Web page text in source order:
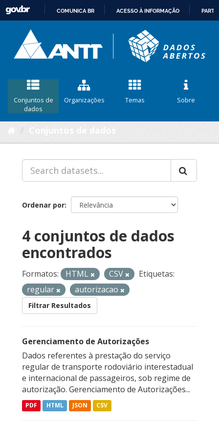
CONTEÚDO
COMUNICA BR ACESSO À INFORMAÇÃO
Conjuntos de
dados
Organizações Temas Sobre
Ordenar por
4 conjuntos de dados
encontrados
Formatos: HTML CSV
Etiquetas:
regular
autorizacao
Filtrar Resultados
Gerenciamento de Autorizações
Dados referentes à prestação do serviço
regular de transporte rodoviário interestadual
e internacional de passageiros, sob regime de
autorização. Gerenciamento de Autorizações...
PDF HTML JSON CSV